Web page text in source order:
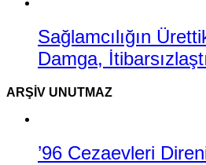
Sağlamcılığın
Damga,
ARŞIV UNUTMAZ
’96 Cezaevleri